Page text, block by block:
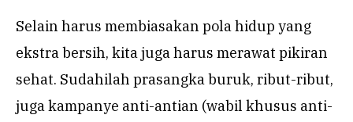
Selain harus membiasakan pola hidup yang
ekstra bersih, kita juga harus merawat pikiran
sehat. Sudahilah prasangka buruk, ribut-ribut,
juga kampanye anti-antian (wabil khusus anti-